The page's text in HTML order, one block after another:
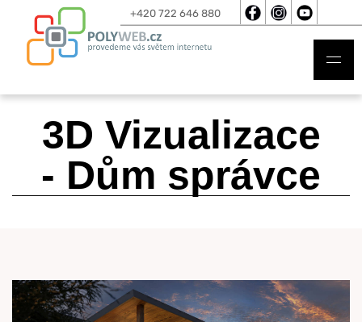
+420 722 646 880
3D Vizualizace
- Dům správce